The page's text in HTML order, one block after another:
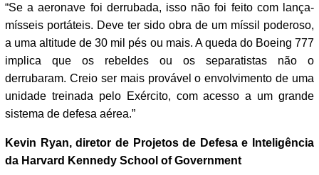
“Se a aeronave foi derrubada, isso não foi feito com lança-
mísseis portáteis. Deve ter sido obra de um míssil poderoso,
a uma altitude de 30 mil pés ou mais. A queda do Boeing 777
implica que os rebeldes ou os separatistas não o
derrubaram. Creio ser mais provável o envolvimento de uma
unidade treinada pelo Exército, com acesso a um grande
sistema de defesa aérea.”
Kevin Ryan, diretor de Projetos de Defesa e Inteligência
da Harvard Kennedy School of Government